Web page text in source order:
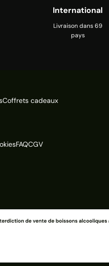
International
Livraison dans 69
pays
Coffrets cadeaux
FAQCGV